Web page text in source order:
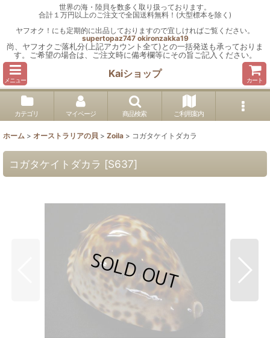
世界の海・陸貝を数多く取り扱っております。
合計１万円以上のご注文で全国送料無料！(大型標本を除く)
ヤフオク！にも定期的に出品しておりますので宜しければご覧ください。
supertopaz747 okironzakka19
尚、ヤフオクご落札分(上記アカウント全て)との一括発送も承っておりま
す。ご希望の場合は、ご注文時に備考欄等にその旨ご記入ください。
メニュー
Kaiショップ
カート
カテゴリ マイページ 商品検索 ご利用案内
ホーム > オーストラリアの貝 > Zoila > コガタケイトダカラ
コガタケイトダカラ [S637]